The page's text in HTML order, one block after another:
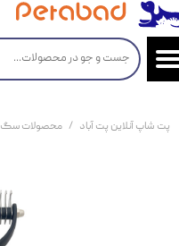
پت شاپ آنلاین پت آباد محصولات سگ